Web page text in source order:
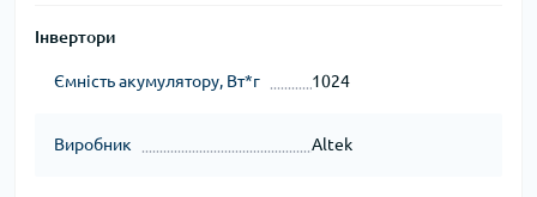
Інвертори
Ємність акумулятору, Вт*г 1024
Виробник Altek